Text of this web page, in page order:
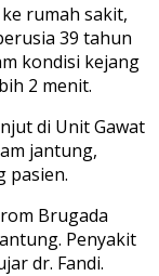
rumah sakit,
39 tahun
kondisi kejang
2 menit.
di Unit Gawat
jantung,
pasien.
Brugada
Penyakit
dr. Fandi.